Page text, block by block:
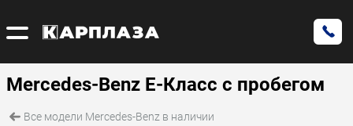
Mercedes-Benz E-Класс с пробегом
Все модели Mercedes-Benz в наличии